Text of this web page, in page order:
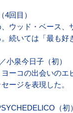
回目）
ウッド・ベース
続いては「最も好
小泉今日子（初）
ーコの出会いのエ
ージを表現した。
（初）